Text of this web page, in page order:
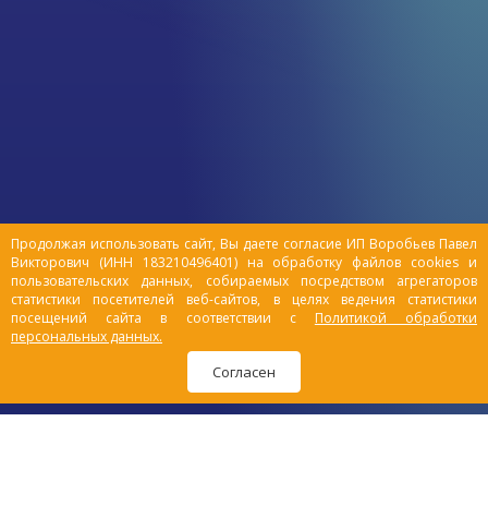
Продолжая использовать сайт, Вы даете согласие ИП Воробьев Павел
Викторович (ИНН 183210496401) на обработку файлов cookies и
пользовательских данных, собираемых посредством агрегаторов
статистики посетителей веб-сайтов, в целях ведения статистики
посещений сайта в соответствии с Политикой обработки
персональных данных.
Согласен